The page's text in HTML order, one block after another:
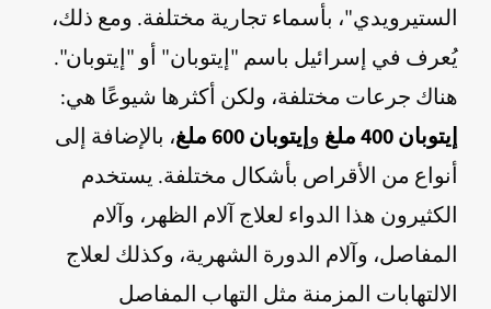
الستيرويدي"، بأسماء تجارية مختلفة. ومع ذلك،
يُعرف في إسرائيل باسم "إيتوبان" أو "إيتوبان".
هناك جرعات مختلفة، ولكن أكثرها شيوعًا هي:
إيتوبان 400 ملغ
وإيتوبان 600 ملغ
، بالإضافة إلى
أنواع من الأقراص بأشكال مختلفة. يستخدم
الكثيرون هذا الدواء لعلاج آلام الظهر، وآلام
المفاصل، وآلام الدورة الشهرية، وكذلك لعلاج
الالتهابات المزمنة مثل التهاب المفاصل